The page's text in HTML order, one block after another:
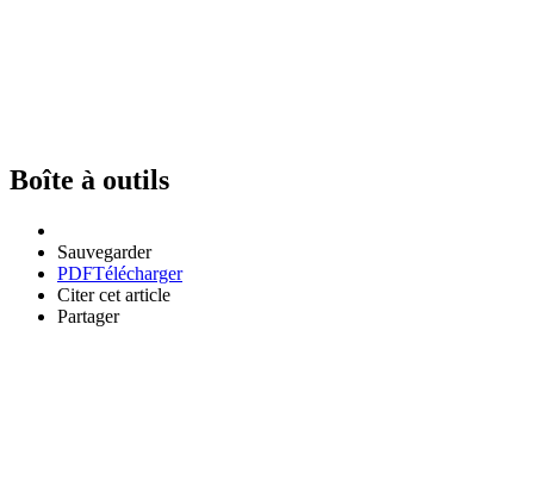
Boîte à outils
Sauvegarder
PDFTélécharger
Citer cet article
Partager